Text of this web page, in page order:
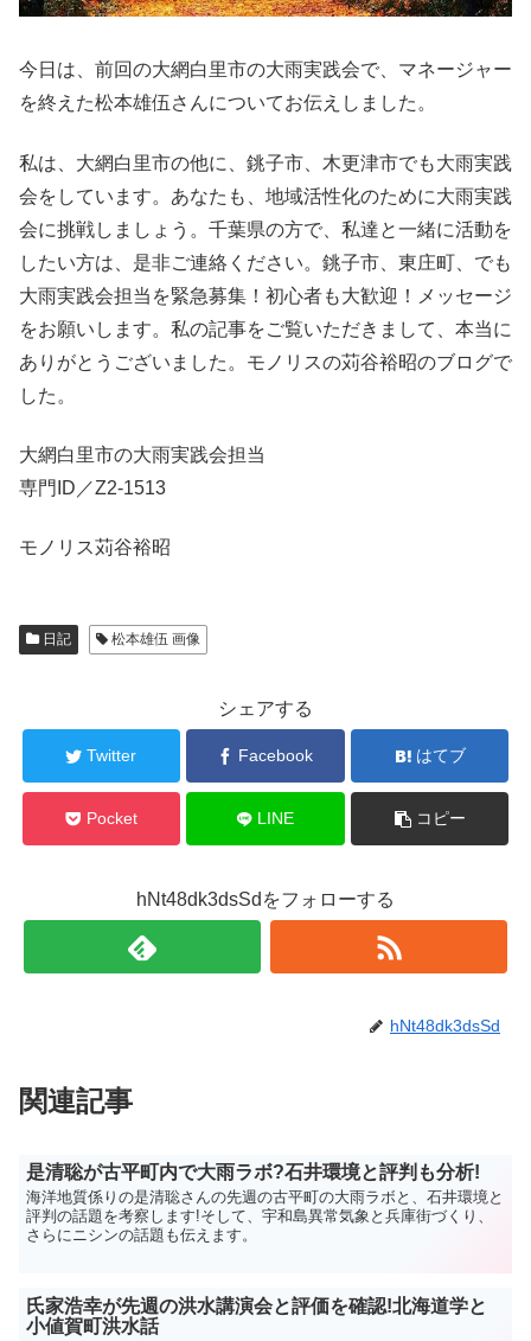
今日は、前回の大網白里市の大雨実践会で、マネージャー
を終えた松本雄伍さんについてお伝えしました。
私は、大網白里市の他に、銚子市、木更津市でも大雨実践
会をしています。あなたも、地域活性化のために大雨実践
会に挑戦しましょう。千葉県の方で、私達と一緒に活動を
したい方は、是非ご連絡ください。銚子市、東庄町、でも
大雨実践会担当を緊急募集！初心者も大歓迎！メッセージ
をお願いします。私の記事をご覧いただきまして、本当に
ありがとうございました。モノリスの苅谷裕昭のブログで
した。
大網白里市の大雨実践会担当
専門ID／Z2-1513
モノリス苅谷裕昭
日記 松本雄伍 画像
シェアする
Twitter Facebook はてブ
Pocket LINE コピー
hNt48dk3dsSdをフォローする
hNt48dk3dsSd
関連記事
是清聡が古平町内で大雨ラボ?石井環境と評判も分析!
海洋地質係りの是清聡さんの先週の古平町の大雨ラボと、石井環境と
評判の話題を考察します!そして、宇和島異常気象と兵庫街づくり、
さらにニシンの話題も伝えます。
氏家浩幸が先週の洪水講演会と評価を確認!北海道学と
小値賀町洪水話